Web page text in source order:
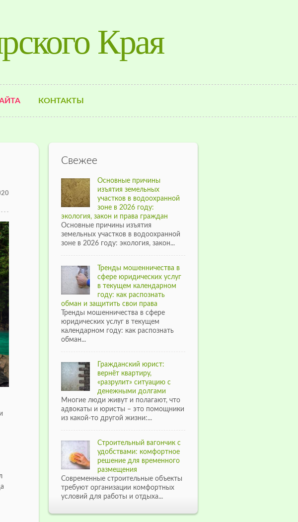
Края
КОНТАКТЫ
Свежее
Основные причины
изъятия земельных
участков в водоохранной
зоне в 2026 году:
экология, закон и права граждан
Основные причины изъятия
земельных участков в водоохранной
зоне в 2026 году: экология, закон...
Тренды мошенничества в
сфере юридических услуг
в текущем календарном
году: как распознать
обман и защитить свои права
Тренды мошенничества в сфере
юридических услуг в текущем
календарном году: как распознать
обман...
Гражданский юрист:
вернёт квартиру,
«разрулит» ситуацию с
денежными долгами
Многие люди живут и полагают, что
адвокаты и юристы – это помощники
из какой-то другой жизни:...
Строительный вагончик с
удобствами: комфортное
решение для временного
размещения
Современные строительные объекты
требуют организации комфортных
условий для работы и отдыха...